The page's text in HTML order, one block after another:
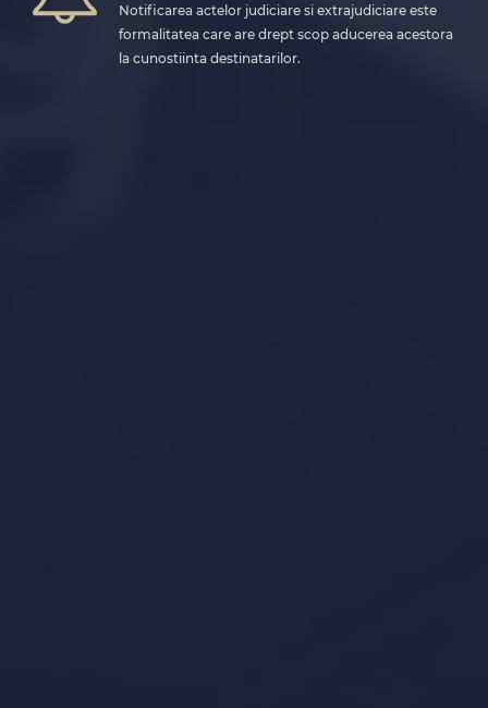
Notificarea actelor judiciare si extrajudiciare este
formalitatea care are drept scop aducerea acestora
la cunostiinta destinatarilor.